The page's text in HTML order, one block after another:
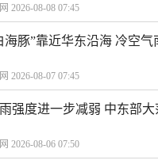
2026-08-08 07:45
海豚”靠近华东沿海 冷空
2026-08-07 07:45
强度进一步减弱 中东部
2026-08-06 07:50